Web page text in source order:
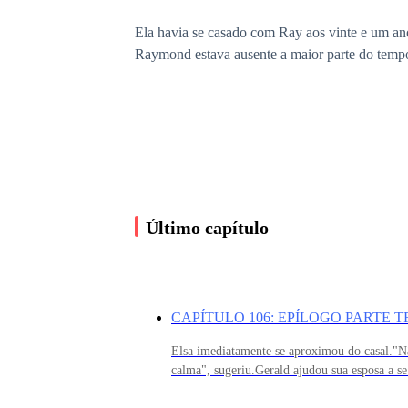
Ela havia se casado com Ray aos vinte e um
Raymond estava ausente a maior parte do
Dez minutos antes, Myriam e o marido
notou que eles murmuravam entre si e
****
Enquanto isso no escritório da família:
"Vou resolver o assunto com minhas próprias
Último capítulo
CAPÍTULO 106: EPÍLOGO PARTE
Elsa imediatamente se aproximou do
calma", sugeriu.Gerald ajudou sua esposa a